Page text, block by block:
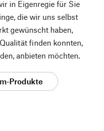
in Eigenregie für Sie
die wir uns selbst
gewünscht haben,
finden konnten,
anbieten möchten.
Produkte